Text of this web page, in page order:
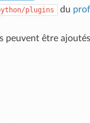
plugins du
peuvent être